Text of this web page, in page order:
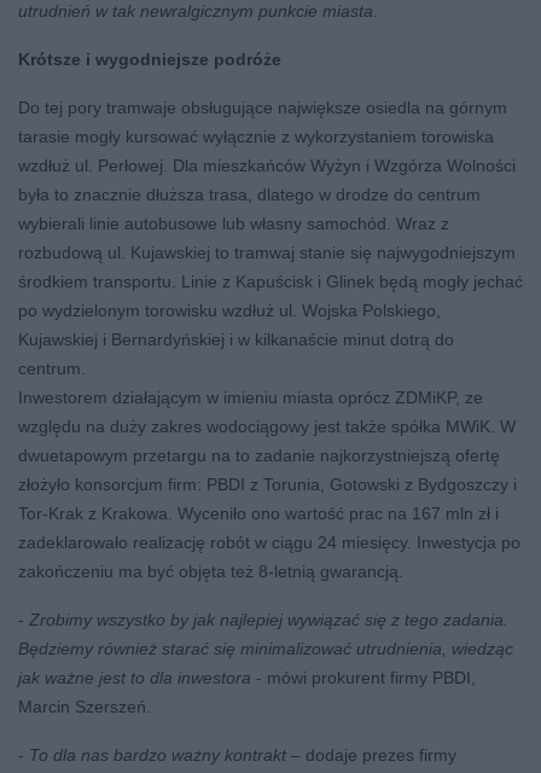
utrudnień w tak newralgicznym punkcie miasta.
Krótsze i wygodniejsze podróże
Do tej pory tramwaje obsługujące największe osiedla na górnym
tarasie mogły kursować wyłącznie z wykorzystaniem torowiska
wzdłuż ul. Perłowej. Dla mieszkańców Wyżyn i Wzgórza Wolności
była to znacznie dłuższa trasa, dlatego w drodze do centrum
wybierali linie autobusowe lub własny samochód. Wraz z
rozbudową ul. Kujawskiej to tramwaj stanie się najwygodniejszym
środkiem transportu. Linie z Kapuścisk i Glinek będą mogły jechać
po wydzielonym torowisku wzdłuż ul. Wojska Polskiego,
Kujawskiej i Bernardyńskiej i w kilkanaście minut dotrą do
centrum.
Inwestorem działającym w imieniu miasta oprócz ZDMiKP, ze
względu na duży zakres wodociągowy jest także spółka MWiK. W
dwuetapowym przetargu na to zadanie najkorzystniejszą ofertę
złożyło konsorcjum firm: PBDI z Torunia, Gotowski z Bydgoszczy i
Tor-Krak z Krakowa. Wyceniło ono wartość prac na 167 mln zł i
zadeklarowało realizację robót w ciągu 24 miesięcy. Inwestycja po
zakończeniu ma być objęta też 8-letnią gwarancją.
- Zrobimy wszystko by jak najlepiej wywiązać się z tego zadania.
Będziemy również starać się minimalizować utrudnienia, wiedząc
jak ważne jest to dla inwestora - mówi prokurent firmy PBDI,
Marcin Szerszeń.
- To dla nas bardzo ważny kontrakt – dodaje prezes firmy